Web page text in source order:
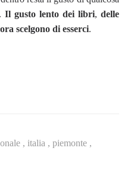
Il gusto lento dei libri, delle
scelgono di esserci.
, italia , piemonte ,